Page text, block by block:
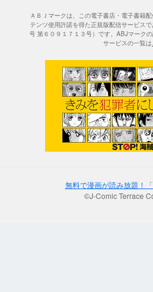
ＡＢＪマークは、この電子書店・電子書籍
テンツ使用許諾を得た正規版配信サービス
号 第６０９１７１３号）です。ABJマーク
サービスの一覧は
無料で漫画が読み放題！
©J-Comic Terrace